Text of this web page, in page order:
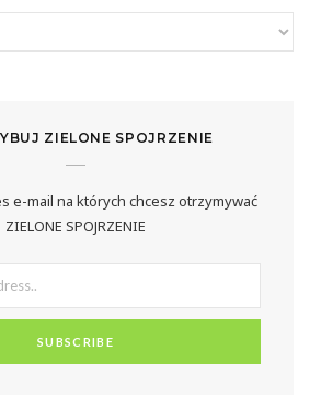
b
k
a
a
e
s
ZIELONE SPOJRZENIE
e-mail na których chcesz otrzymywać
ZIELONE SPOJRZENIE